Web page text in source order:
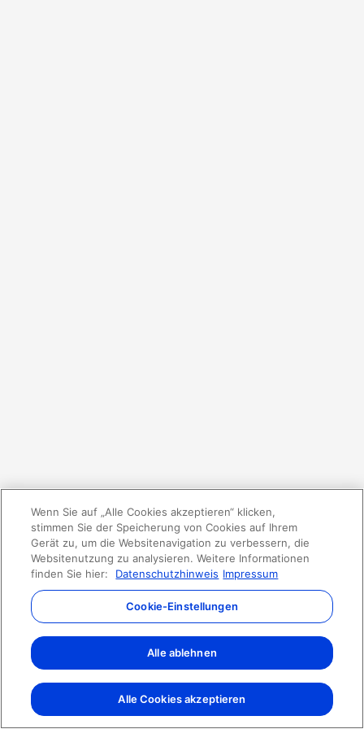
Wenn Sie auf „Alle Cookies akzeptieren“ klicken,
stimmen Sie der Speicherung von Cookies auf Ihrem
Gerät zu, um die Websitenavigation zu verbessern, die
Websitenutzung zu analysieren. Weitere Informationen
finden Sie hier:
Datenschutzhinweis Impressum
Cookie-Einstellungen
Alle ablehnen
Alle Cookies akzeptieren